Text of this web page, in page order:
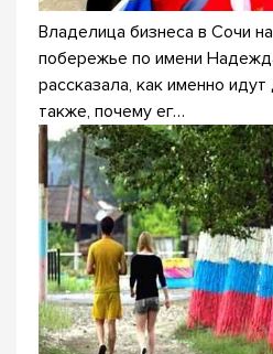
Владелица бизнеса в Сочи
побережье по имени
рассказала, как именно
также, почему ег…